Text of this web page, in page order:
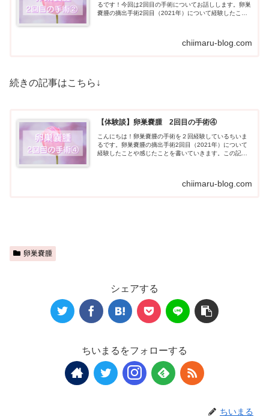
るです！今回は2回目の手術についてお話しします。卵巣
嚢腫の摘出手術2回目（2021年）について経験したこと
chiimaru-blog.com
続きの記事はこちら↓
【体験談】卵巣嚢腫 2回目の手術④
こんにちは！卵巣嚢腫の手術を２回経験しているちいま
るです。卵巣嚢腫の摘出手術2回目（2021年）について
経験したことや感じたことを書いていきます。この記事
chiimaru-blog.com
卵巣嚢腫
シェアする
ちいまるをフォローする
ちいまる